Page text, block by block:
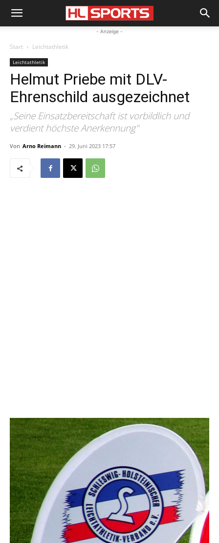
- Anzeige -
Start Leichtathletik
Leichtathletik
Helmut Priebe mit DLV-
Ehrenschild ausgezeichnet
„Seine Einsatzbereitschaft ist vorbildlich und
verdient höchste Anerkennung"
Von Arno Reimann - 29. Juni 2023 17:57